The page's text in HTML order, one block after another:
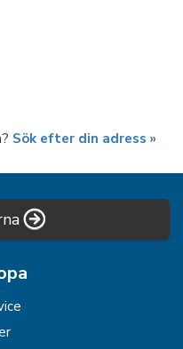
Sök efter din adress »